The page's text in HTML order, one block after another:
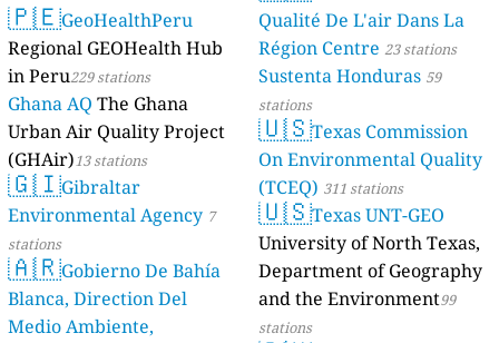
🇵🇪GeoHealthPeru
Regional GEOHealth Hub
in Peru229 stations
Ghana AQ The Ghana
Urban Air Quality Project
(GHAir)13 stations
🇬🇮Gibraltar
Environmental Agency 7
stations
🇦🇷Gobierno De Bahía
Blanca, Direction Del
Medio Ambiente,
Qualité De L'air Dans La
Région Centre 23 stations
Sustenta Honduras 59
stations
🇺🇸Texas Commission
On Environmental Quality
(TCEQ) 311 stations
🇺🇸Texas UNT-GEO
University of North Texas,
Department of Geography
and the Environment99
stations